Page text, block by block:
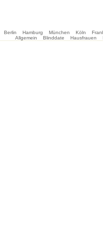
Berlin Hamburg München Köln
Allgemein
Blinddate Hausfrauen